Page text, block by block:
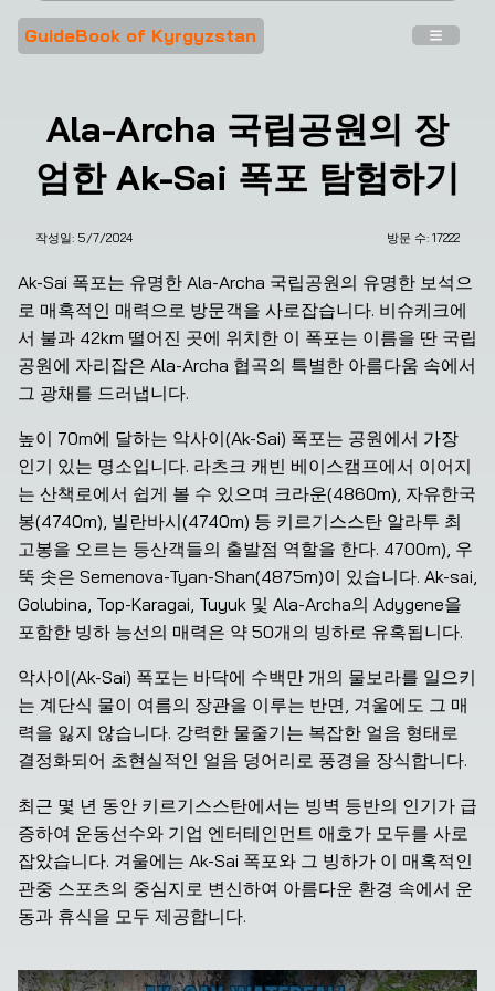
GuideBook of Kyrgyzstan
Ala-Archa 국립공원의 장
엄한 Ak-Sai 폭포 탐험하기
작성일: 5/7/2024 방문 수: 17222
Ak-Sai 폭포는 유명한 Ala-Archa 국립공원의 유명한 보석으
로 매혹적인 매력으로 방문객을 사로잡습니다. 비슈케크에
서 불과 42km 떨어진 곳에 위치한 이 폭포는 이름을 딴 국립
공원에 자리잡은 Ala-Archa 협곡의 특별한 아름다움 속에서
그 광채를 드러냅니다.
높이 70m에 달하는 악사이(Ak-Sai) 폭포는 공원에서 가장
인기 있는 명소입니다. 라츠크 캐빈 베이스캠프에서 이어지
는 산책로에서 쉽게 볼 수 있으며 크라운(4860m), 자유한국
봉(4740m), 빌란바시(4740m) 등 키르기스스탄 알라투 최
고봉을 오르는 등산객들의 출발점 역할을 한다. 4700m), 우
뚝 솟은 Semenova-Tyan-Shan(4875m)이 있습니다. Ak-sai,
Golubina, Top-Karagai, Tuyuk 및 Ala-Archa의 Adygene을
포함한 빙하 능선의 매력은 약 50개의 빙하로 유혹됩니다.
악사이(Ak-Sai) 폭포는 바닥에 수백만 개의 물보라를 일으키
는 계단식 물이 여름의 장관을 이루는 반면, 겨울에도 그 매
력을 잃지 않습니다. 강력한 물줄기는 복잡한 얼음 형태로
결정화되어 초현실적인 얼음 덩어리로 풍경을 장식합니다.
최근 몇 년 동안 키르기스스탄에서는 빙벽 등반의 인기가 급
증하여 운동선수와 기업 엔터테인먼트 애호가 모두를 사로
잡았습니다. 겨울에는 Ak-Sai 폭포와 그 빙하가 이 매혹적인
관중 스포츠의 중심지로 변신하여 아름다운 환경 속에서 운
동과 휴식을 모두 제공합니다.